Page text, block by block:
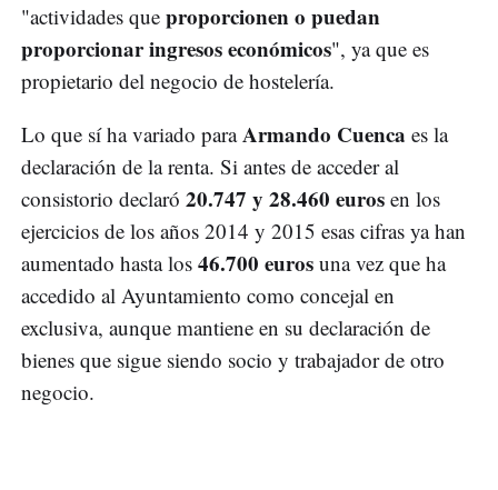
"actividades que proporcionen o puedan
proporcionar ingresos económicos", ya que es
propietario del negocio de hostelería.
Lo que sí ha variado paraArmando Cuenca es la
declaración de la renta. Si antes de acceder al
consistorio declaró 20.747 y 28.460 euros en los
ejercicios de los años 2014 y 2015 esas cifras ya han
aumentado hasta los 46.700 euros una vez que ha
accedido al Ayuntamiento como concejal en
exclusiva, aunque mantiene en su declaración de
bienes que sigue siendo socio y trabajador de otro
negocio.